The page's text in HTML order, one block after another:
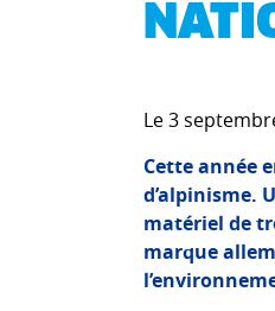
Le 3
Cette année
d’alpinisme.
matériel de
marque